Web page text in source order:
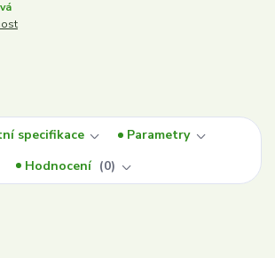
specifikace
Parametry
Hodnocení
0